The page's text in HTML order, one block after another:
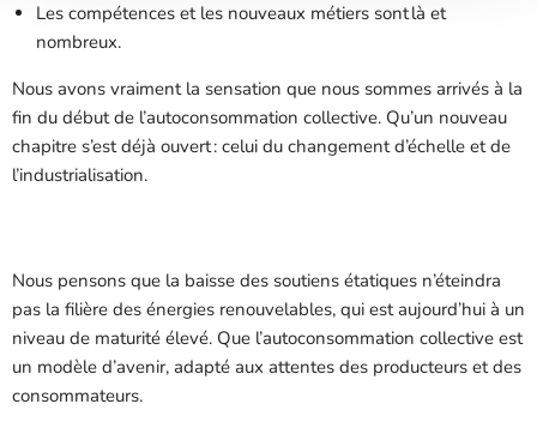
Les compétences et les nouveaux métiers sont là et
nombreux.
Nous avons vraiment la sensation que nous sommes arrivés à la
fin du début de l’autoconsommation collective. Qu’un nouveau
chapitre s’est déjà ouvert : celui du changement d’échelle et de
l’industrialisation.
Nous pensons que la baisse des soutiens étatiques n’éteindra
pas la filière des énergies renouvelables, qui est aujourd’hui à un
niveau de maturité élevé. Que l’autoconsommation collective est
un modèle d’avenir, adapté aux attentes des producteurs et des
consommateurs.